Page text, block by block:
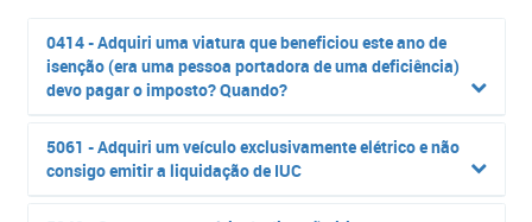
0414 - Adquiri uma viatura que beneficiou este ano de
isenção (era uma pessoa portadora de uma deficiência)
devo pagar o imposto? Quando?
5061 - Adquiri um veículo exclusivamente elétrico e não
consigo emitir a liquidação de IUC